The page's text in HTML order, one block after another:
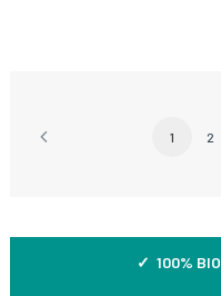
1 2
✓ 100%